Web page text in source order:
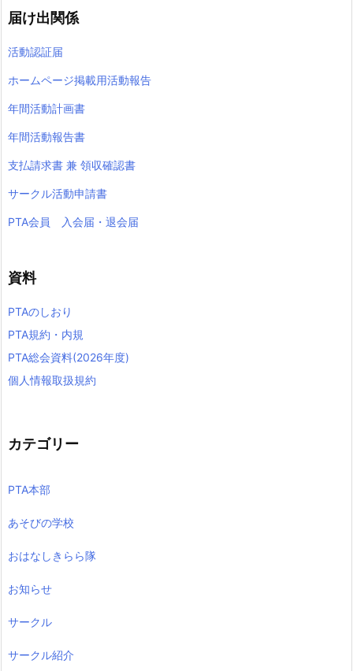
届け出関係
活動認証届
ホームページ掲載用活動報告
年間活動計画書
年間活動報告書
支払請求書 兼 領収確認書
サークル活動申請書
PTA会員 入会届・退会届
資料
PTAのしおり
PTA規約・内規
PTA総会資料(2026年度)
個人情報取扱規約
カテゴリー
PTA本部
あそびの学校
おはなしきらら隊
お知らせ
サークル
サークル紹介